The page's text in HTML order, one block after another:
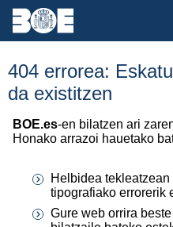
404 errorea:
da existitzen
BOE.es-en bilatzen ari
Honako arrazoi hauetako
Helbidea
tipografiako errorerik
Gure web orrira